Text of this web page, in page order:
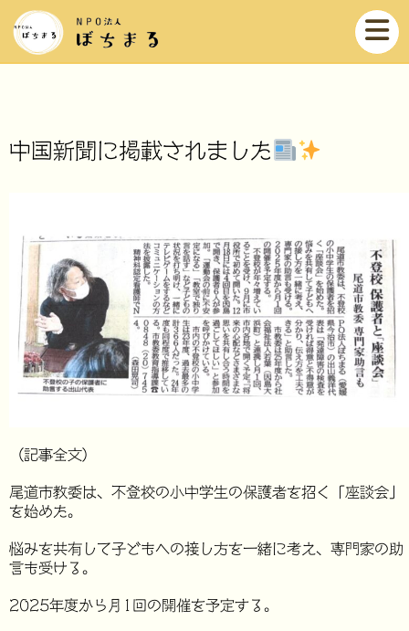
中国新聞に掲載されました
（記事全文）
尾道市教委は、不登校の小中学生の保護者を招く「座談会」
を始めた。
悩みを共有して子どもへの接し方を一緒に考え、専門家の助
言も受ける。
2025年度から月1回の開催を予定する。